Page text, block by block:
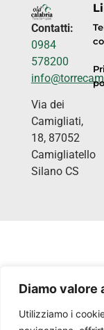
Diamo valore
Utilizziamo i
Contatti:
0984
578200
Via dei
Camigliati,
18, 87052
Camigliatello
Silano CS